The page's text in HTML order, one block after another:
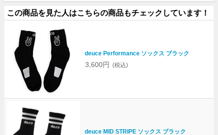
この商品を見た人はこちらの商品もチェックしています！
deuce Performance ソックス ブラック
3,600円 (税込)
deuce MID STRIPE ソックス ブラック